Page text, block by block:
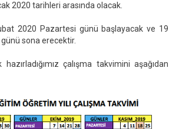
2020 tarihleri arasında olacak.
2020 Pazartesi günü başlayacak ve 19
sona erecektir.
çalışma takvimini aşağıdan